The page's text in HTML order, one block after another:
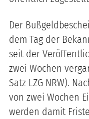
Der
dem Tag der
seit der
zwei Wochen
Satz LZG NRW).
von zwei Wochen
werden damit